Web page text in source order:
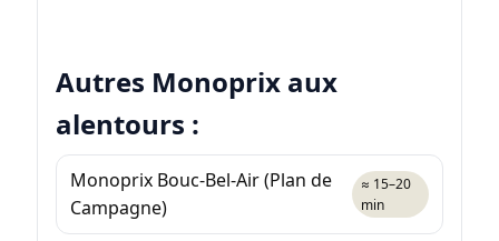
Autres Monoprix aux
alentours :
Monoprix Bouc-Bel-Air (Plan de
Campagne)
≈ 15–20
min